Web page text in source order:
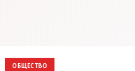
ОБЩЕСТВО